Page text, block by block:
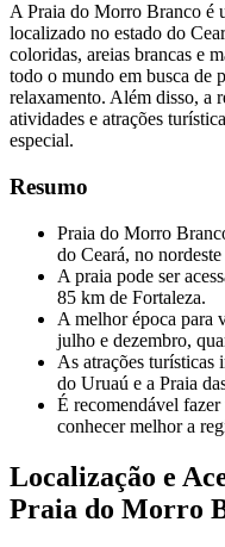
A Praia do Morro Branco é
localizado no estado do
coloridas, areias brancas e
todo o mundo em busca de
relaxamento. Além disso, a
atividades e atrações
especial.
Resumo
Praia do Morro
do Ceará, no
A praia pode ser
85 km de Fortaleza.
A melhor época para
julho e dezembro,
As atrações turísticas
do Uruaú e a Praia
É recomendável
conhecer melhor a
Localização e
Praia do Morro